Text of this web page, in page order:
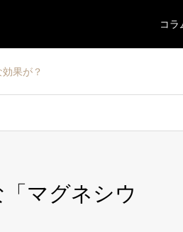
コラ
果が？
マグネシウ